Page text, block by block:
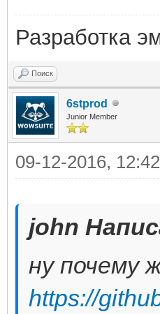
Разработка
Поиск
6stprod
Junior Member
09-12-2016,
john
ну почему
https://